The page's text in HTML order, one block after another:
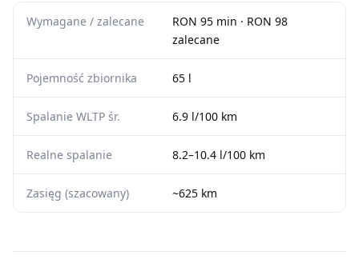
Wymagane / zalecane
RON 95 min · RON 98
zalecane
Pojemność zbiornika 65 l
Spalanie WLTP śr. 6.9 l/100 km
Realne spalanie 8.2–10.4 l/100 km
Zasięg (szacowany) ~625 km